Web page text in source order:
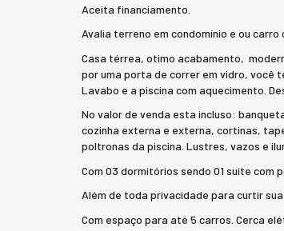
Aceita financiamento.
Avalia terreno em condomínio e ou
Casa térrea, otimo acabamento,
por uma porta de correr em vidro, você
Lavabo e a piscina com aquecimento.
No valor de venda esta incluso:
cozinha externa e externa, cortinas,
poltronas da piscina. Lustres, vazos e
Com 03 dormitórios sendo 01 suíte com
Além de toda privacidade para curtir
Com espaço para até 5 carros. Cerca